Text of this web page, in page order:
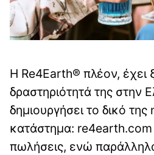
Η Re4Earth® πλέον, έχει
δραστηριότητά της στην
δημιουργήσει το δικό της
κατάστημα: re4earth.com
πωλήσεις, ενώ